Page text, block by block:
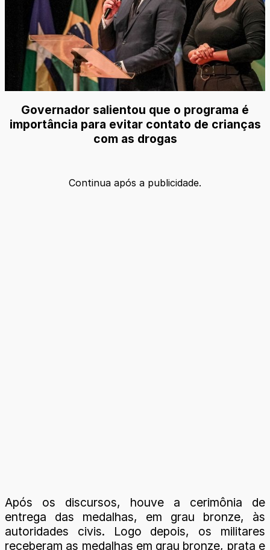
Governador salientou que o programa é
importância para evitar contato de crianças
com as drogas
Continua após a publicidade.
Após os discursos, houve a cerimônia de
entrega das medalhas, em grau bronze, às
autoridades civis. Logo depois, os militares
receberam as medalhas em grau bronze, prata e